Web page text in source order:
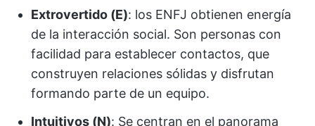
Extrovertido (E): los ENFJ obtienen energía
de la interacción social. Son personas con
facilidad para establecer contactos, que
construyen relaciones sólidas y disfrutan
formando parte de un equipo.
Intuitivos (N): Se centran en el panorama